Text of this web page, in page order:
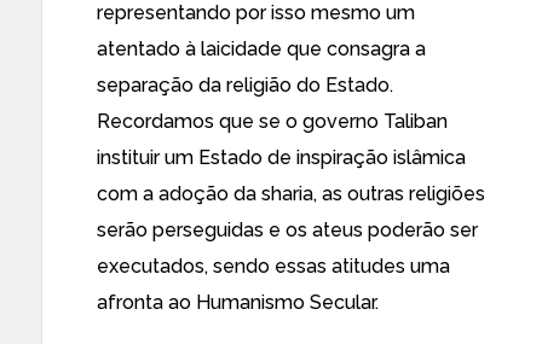
representando por isso mesmo um
atentado à laicidade que consagra a
separação da religião do Estado.
Recordamos que se o governo Taliban
instituir um Estado de inspiração islâmica
com a adoção da sharia, as outras religiões
serão perseguidas e os ateus poderão ser
executados, sendo essas atitudes uma
afronta ao Humanismo Secular.